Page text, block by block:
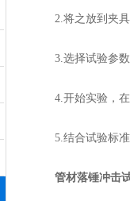
2.将之放到夹具
3.选择试验参数:
4.开始实验，在
5.结合试验标准
管材落锤冲击